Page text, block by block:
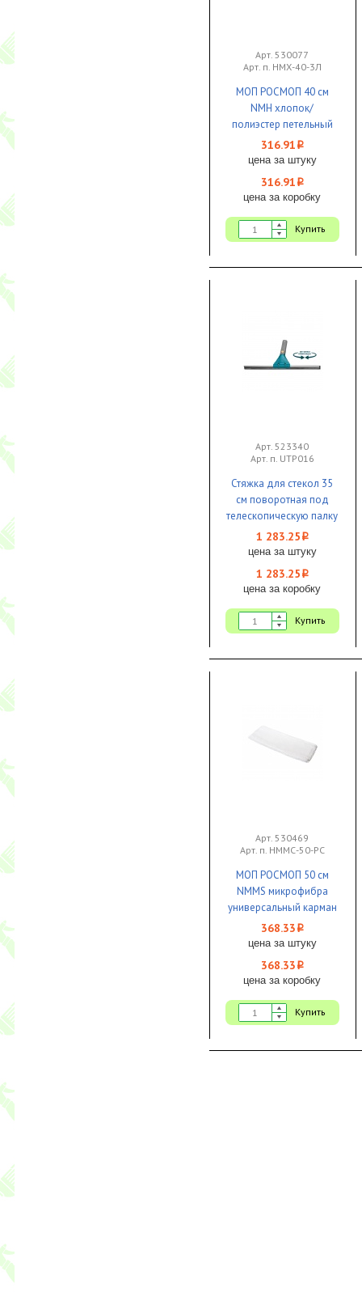
Арт. 530077
Арт. п. НМХ-40-3Л
МОП РОСМОП 40 см
NMH хлопок/
полиэстер петельный
язык с тремя
отверстиями (люверсы)
316.91 i
цена за штуку
316.91 i
цена за коробку
Купить
Арт. 523340
Арт. п. UTP016
Стяжка для стекол 35
см поворотная под
телескопическую палку
1/10 Uctem Plas
1 283.25 i
цена за штуку
1 283.25 i
цена за коробку
Купить
Арт. 530469
Арт. п. НММС-50-РС
МОП РОСМОП 50 см
NMMS микрофибра
универсальный карман
+ язык 1/25
368.33 i
цена за штуку
368.33 i
цена за коробку
Купить